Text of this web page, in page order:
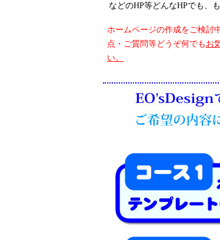
などのHP等どんなHPでも、
ホームページの作成をご検討
点・ご質問等どうぞ何でもお
い。